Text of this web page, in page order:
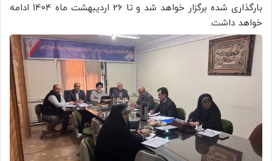
بارگذاری شده برگزار خواهد شد و تا 26 اردیبهشت ماه 1404 ادامه
خواهد داشت.